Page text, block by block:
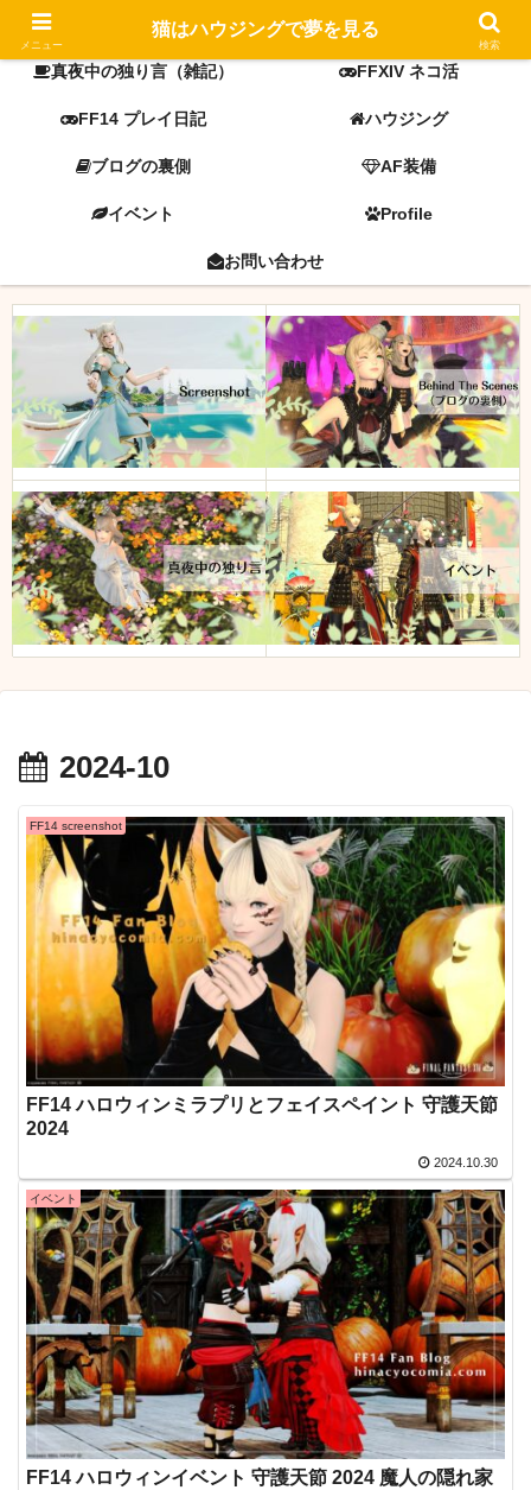
FF14 screenshot ミラプリ
真夜中の独り言（雑記） FFXIV ネコ活
FF14 プレイ日記 ハウジング
ブログの裏側 AF装備
イベント Profile
お問い合わせ
2024-10
FF14 screenshot
FF14 ハロウィンミラプリとフェイスペイント 守護天節
2024
2024.10.30
イベント
FF14 ハロウィンイベント 守護天節 2024 魔人の隠れ家
メニュー
猫はハウジングで夢を見る
検索